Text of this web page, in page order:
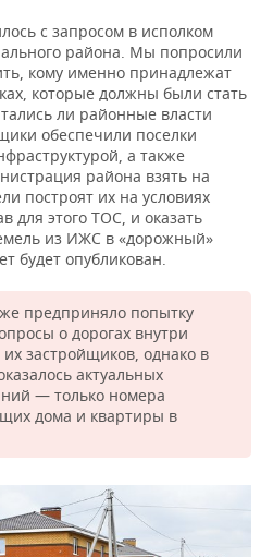
с запросом в исполком
района. Мы попросили
кому именно принадлежат
которые должны были стать
ли районные власти
обеспечили поселки
а также
района взять на
построят их на условиях
для этого ТОС, и оказать
из ИЖС в «дорожный»
будет опубликован.
предприняло попытку
о дорогах внутри
застройщиков, однако в
актуальных
— только номера
дома и квартиры в